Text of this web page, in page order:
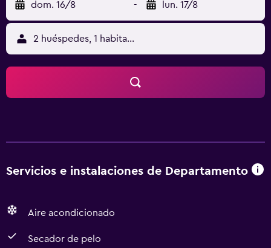
dom. 16/8 - lun. 17/8
2 huéspedes, 1 habitación
Servicios e instalaciones de Departamento
Aire acondicionado
Secador de pelo